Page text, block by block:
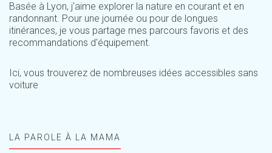
Basée à Lyon, j'aime explorer la nature en courant et en
randonnant. Pour une journée ou pour de longues
itinérances, je vous partage mes parcours favoris et des
recommandations d'équipement.
Ici, vous trouverez de nombreuses idées accessibles sans
voiture
LA PAROLE À LA MAMA